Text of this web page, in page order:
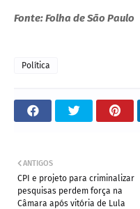
Fonte: Folha de São Paulo
Política
ANTIGOS
CPI e projeto para criminalizar
pesquisas perdem força na
Câmara após vitória de Lula